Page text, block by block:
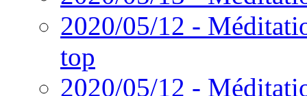
2020/05/12 -
top
2020/05/12 -